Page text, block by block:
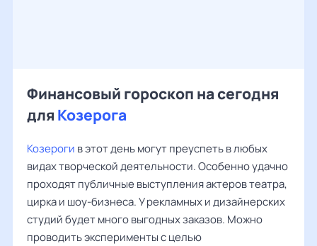
Финансовый гороскоп на сегодня
для Козерога
Козероги в этот день могут преуспеть в любых
видах творческой деятельности. Особенно удачно
проходят публичные выступления актеров театра,
цирка и шоу-бизнеса. У рекламных и дизайнерских
студий будет много выгодных заказов. Можно
проводить эксперименты с целью